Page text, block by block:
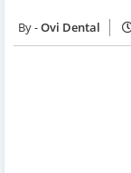
Ovi Dental